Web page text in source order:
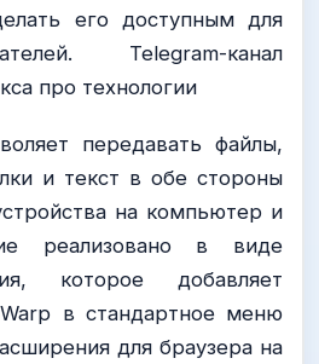
его доступным для
Telegram-канал
про технологии
передавать файлы,
и текст в обе стороны
на компьютер и
реализовано в виде
которое добавляет
в стандартное меню
для браузера на